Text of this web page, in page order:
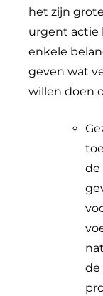
het zijn
urgent actie
enkele
geven wat
willen doen
de
de